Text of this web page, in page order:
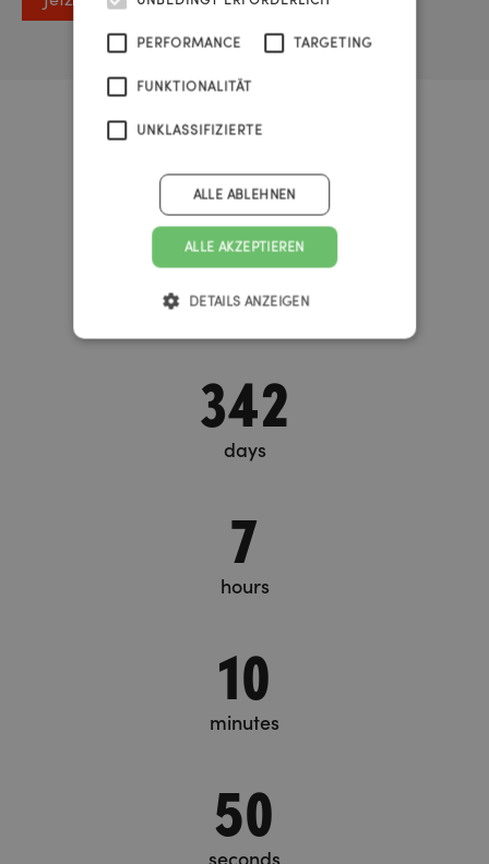
37
years
342
days
7
hours
10
minutes
50
seconds
PERFORMANCE TARGETING
FUNKTIONALITÄT
UNKLASSIFIZIERTE
ALLE AKZEPTIEREN
ALLE ABLEHNEN
DETAILS ANZEIGEN